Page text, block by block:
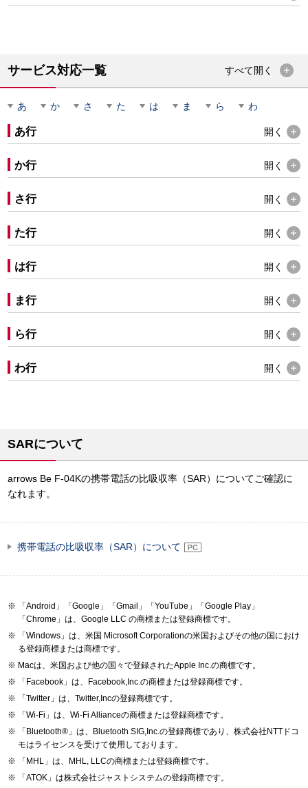
サービス対応一覧 すべて開く
あ か さ た は ま ら わ
あ行 開く
か行 開く
さ行 開く
た行 開く
は行 開く
ま行 開く
ら行 開く
わ行 開く
SARについて
arrows Be F-04Kの携帯電話の比吸収率（SAR）についてご確認に
なれます。
携帯電話の比吸収率（SAR）について
「Android」「Google」「Gmail」「YouTube」「Google Play」
「Chrome」は、Google LLC の商標または登録商標です。
「Windows」は、米国 Microsoft Corporationの米国およびその他の国におけ
る登録商標または商標です。
Macは、米国および他の国々で登録されたApple Inc.の商標です。
「Facebook」は、Facebook,Inc.の商標または登録商標です。
「Twitter」は、Twitter,Incの登録商標です。
「Wi-Fi」は、Wi-Fi Allianceの商標または登録商標です。
「Bluetooth®」は、Bluetooth SIG,Inc.の登録商標であり、株式会社NTTドコ
モはライセンスを受けて使用しております。
「MHL」は、MHL, LLCの商標または登録商標です。
「ATOK」は株式会社ジャストシステムの登録商標です。